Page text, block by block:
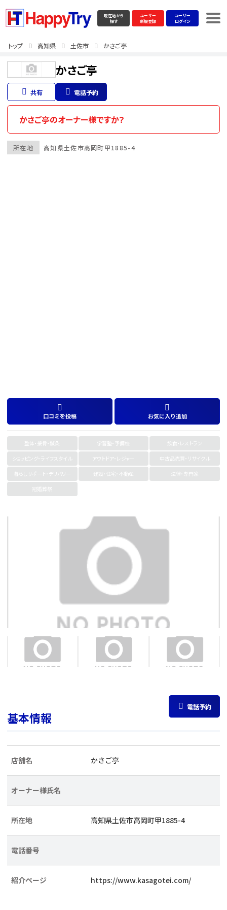
現在地から
探す
ユーザー
新規登録
ユーザー
ログイン
トップ 高知県 土佐市 かさご亭
かさご亭
共有 電話予約
かさご亭のオーナー様ですか？
所在地 高知県土佐市高岡町甲1885-4
口コミを投稿 お気に入り追加
整体・接骨・鍼灸 学習塾・予備校
飲食・レストラン
ショッピング・ライフスタイル
アウトドア・レジャー
中古品売買・リサイクル
暮らしサポート・デリバリー
建設・住宅・不動産
法律・専門家
冠婚葬祭
電話予約
基本情報
店舗名 かさご亭
オーナー様氏名
所在地 高知県土佐市高岡町甲1885-4
電話番号
紹介ページ https://www.kasagotei.com/